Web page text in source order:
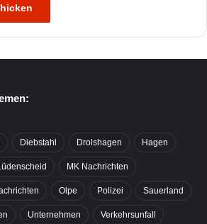
Diebstahl Drolshagen Hagen
MK Nachrichten
Olpe Polizei Sauerland
Unternehmen Verkehrsunfall